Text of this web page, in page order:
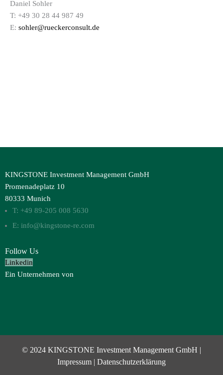
« 1
Daniel Sohler
T: +49 30 28 44 987 49
E: sohler@rueckerconsult.de
KINGSTONE Investment Management GmbH
Promenadeplatz 10
80333 Munich
T: +49 89-205 008 5630
E: info@kingstone-re.com
Follow Us
Linkedin
Ein Unternehmen von
© 2024 KINGSTONE Investment Management GmbH |
Impressum | Datenschutzerklärung